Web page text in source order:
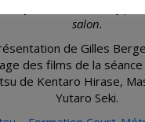
salon.
de Gilles
des films de la séance
de Kentaro Hirase,
Yutaro Seki.